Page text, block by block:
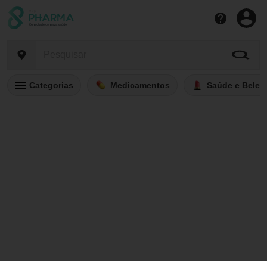
Categorias Medicamentos Saúde e